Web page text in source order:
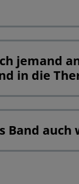
jemand
in die
Band